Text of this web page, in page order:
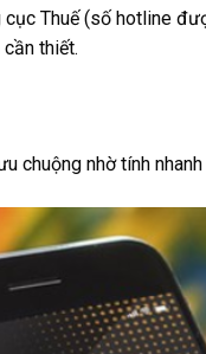
Thuế (số hotline
thiết.
chuộng nhờ tính